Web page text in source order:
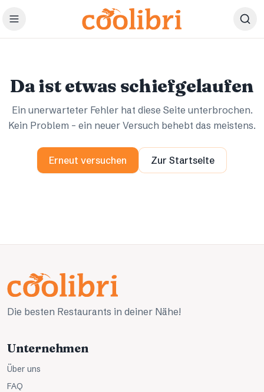
Zum Hauptinhalt springen
Da ist etwas schiefgelaufen
Ein unerwarteter Fehler hat diese Seite unterbrochen.
Kein Problem – ein neuer Versuch behebt das meistens.
Erneut versuchen Zur Startseite
Die besten Restaurants in deiner Nähe!
Unternehmen
Über uns
FAQ